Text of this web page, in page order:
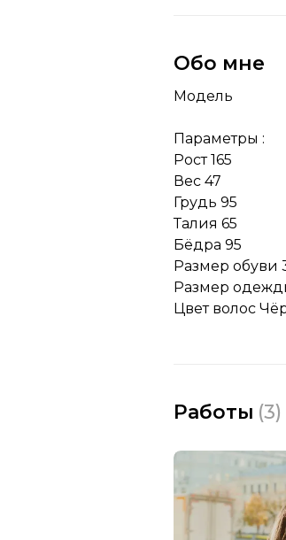
Обо мне
Модель
Параметры :
Рост 165
Вес 47
Грудь 95
Талия 65
Бёдра 95
Размер обуви
Размер
Цвет волос
Работы (3)